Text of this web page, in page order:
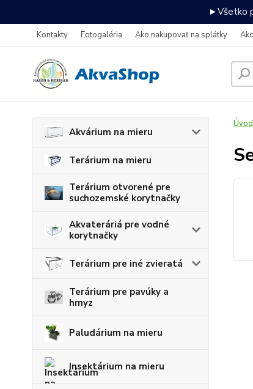
►Všetko
Kontakty Fotogaléria Ako nakupovať na splátky
Akvárium na mieru
Terárium na mieru
Terárium otvorené pre
suchozemské korytnačky
Akvateráriá pre vodné
korytnačky
Terárium pre iné zvieratá
Terárium pre pavúky a
hmyz
Paludárium na mieru
Insektárium na mieru
Úvod